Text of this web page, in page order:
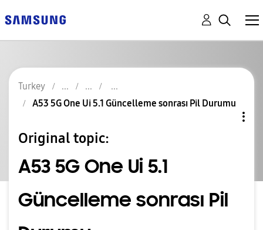
Turkey
A53 5G One Ui 5.1 Güncelleme sonrası Pil Durumu
Original topic:
A53 5G One Ui 5.1
Güncelleme sonrası Pil